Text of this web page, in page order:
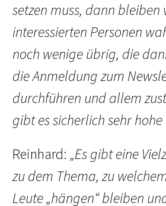
setzen muss, dann bleiben
interessierten Personen
noch wenige übrig, die
die Anmeldung zum
durchführen und allem
gibt es sicherlich sehr hohe
Reinhard: „Es gibt eine
zu dem Thema, zu
Leute „hängen“ bleiben